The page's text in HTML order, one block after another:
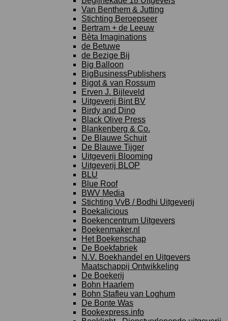
Van Benthem & Jutting
Stichting Beroepseer
Bertram + de Leeuw
Bèta Imaginations
de Betuwe
de Bezige Bij
Big Balloon
BigBusinessPublishers
Bigot & van Rossum
Erven J. Bijleveld
Uitgeverij Bint BV
Birdy and Dino
Black Olive Press
Blankenberg & Co.
De Blauwe Schuit
De Blauwe Tijger
Uitgeverij Blooming
Uitgeverij BLOP
BLU
Blue Roof
BWV Media
Stichting VvB / Bodhi Uitgeverij
Boekalicious
Boekencentrum Uitgevers
Boekenmaker.nl
Het Boekenschap
De Boekfabriek
N.V. Boekhandel en Uitgevers
Maatschappij Ontwikkeling
De Boekerij
Bohn Haarlem
Bohn Stafleu van Loghum
De Bonte Was
Bookexpress.info